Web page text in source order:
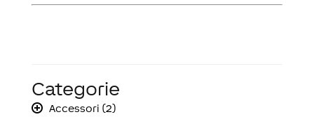
Categorie
Accessori (2)